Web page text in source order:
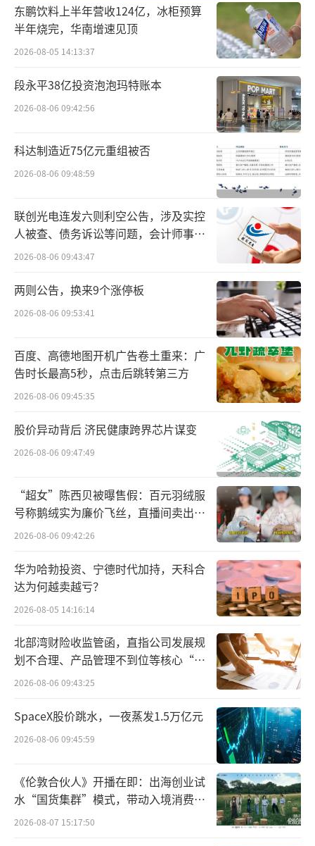
场，新的可能正从现实中孕育而生。
量价齐跌
回望2025年，上市白酒企业以一份“裸
奔”的三季报，为全年的深度调整写下了最真
2025年前三季度，18家白酒上市企业实现
营收总额3176.58亿元，同比下降5.84%；净利
润总额1226.90亿元，同比下降6.88%；仅有茅
台和汾酒的营收和利润保持了增长，其余酒企
均为下滑。市场也终于确认：这已非阶段性阵
痛，而是一场贯穿全年的、系统性的行业震
动。
更为严峻的是，名酒价格体系的崩塌成为
全年最显著的特征。以茅台、五粮液、国窖157
3为代表的名酒主力产品批发价格持续下行，部
分产品批价甚至跌回2017年水平。这一变化不
仅打破了过往“价格刚性”的市场信仰，更标
志着白酒行业正式从“量价齐升”的黄金时
代，步入“量价齐跌”的深度调整阶段。
这场始于业绩下滑、伴随价格崩塌的深度
调整，正在引发行业格局的残酷洗牌，为白酒
行业的下一个发展阶段埋下伏笔。
东鹏饮料上半年营收124亿，冰柜预算
半年烧完，华南增速见顶
2026-08-05 14:13:37
段永平38亿投资泡泡玛特账本
2026-08-06 09:42:56
科达制造近75亿元重组被否
2026-08-06 09:48:59
联创光电连发六则利空公告，涉及实控
人被查、债务诉讼等问题，会计师事务
所曾出具“保留意见”
2026-08-06 09:43:47
两则公告，换来9个涨停板
2026-08-06 09:53:41
百度、高德地图开机广告卷土重来：广
告时长最高5秒，点击后跳转第三方
2026-08-06 09:45:35
股价异动背后 济民健康跨界芯片谋变
2026-08-06 09:47:49
“超女”陈西贝被曝售假：百元羽绒服
号称鹅绒实为廉价飞丝，直播间卖出超
百万元
2026-08-06 09:42:26
华为哈勃投资、宁德时代加持，天科合
达为何越卖越亏？
2026-08-05 14:16:14
北部湾财险收监管函，直指公司发展规
划不合理、产品管理不到位等核心“痛
点”
2026-08-06 09:43:25
SpaceX股价跳水，一夜蒸发1.5万亿元
2026-08-06 09:45:59
《伦敦合伙人》开播在即：出海创业试
水“国货集群”模式，带动入境消费反
向种草
2026-08-07 15:17:50